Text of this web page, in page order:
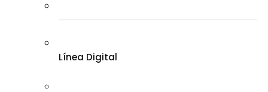
Línea Digital